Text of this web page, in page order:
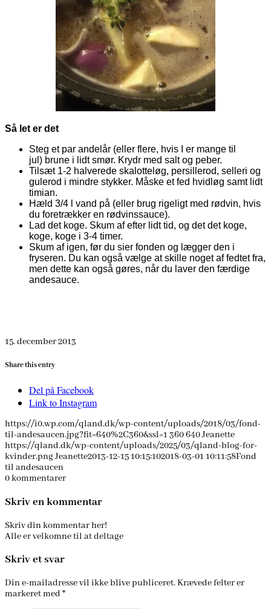
Så let er det
Steg et par andelår (eller flere, hvis I er mange til
jul) brune i lidt smør. Krydr med salt og peber.
Tilsæt 1-2 halverede skalotteløg, persillerod, selleri og
gulerod i mindre stykker. Måske et fed hvidløg samt lidt
timian.
Hæld 3/4 l vand på (eller brug rigeligt med rødvin, hvis
du foretrækker en rødvinssauce).
Lad det koge. Skum af efter lidt tid, og det det koge,
koge, koge i 3-4 timer.
Skum af igen, før du sier fonden og lægger den i
fryseren. Du kan også vælge at skille noget af fedtet fra,
men dette kan også gøres, når du laver den færdige
andesauce.
15. december 2013
Share this entry
Del på Facebook
Link to Instagram
https://i0.wp.com/qland.dk/wp-content/uploads/2018/03/fond-
til-andesaucen.jpg?fit=640%2C360&ssl=1 360640Jeanette
https://qland.dk/wp-content/uploads/2025/03/qland-blog-for-
kvinder.pngJeanette2013-12-15 10:15:102018-03-01 10:11:58Fond
til andesaucen
0kommentarer
Skriv en kommentar
Skriv din kommentar her!
Alle er velkomne til at deltage
Skriv et svar
Din e-mailadresse vil ikke blive publiceret.Krævede felter er
markeret med *